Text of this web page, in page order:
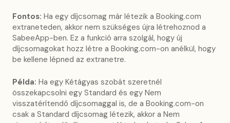
Fontos: Ha egy díjcsomag már létezik a Booking.com
extraneteden, akkor nem szükséges újra létrehoznod a
SabeeApp-ben. Ez a funkció arra szolgál, hogy új
díjcsomagokat hozz létre a Booking.com-on anélkül, hogy
be kellene lépned az extranetre.
Példa: Ha egy Kétágyas szobát szeretnél
összekapcsolni egy Standard és egy Nem
visszatérítendő díjcsomaggal is, de a Booking.com-on
csak a Standard díjcsomag létezik, akkor a Nem